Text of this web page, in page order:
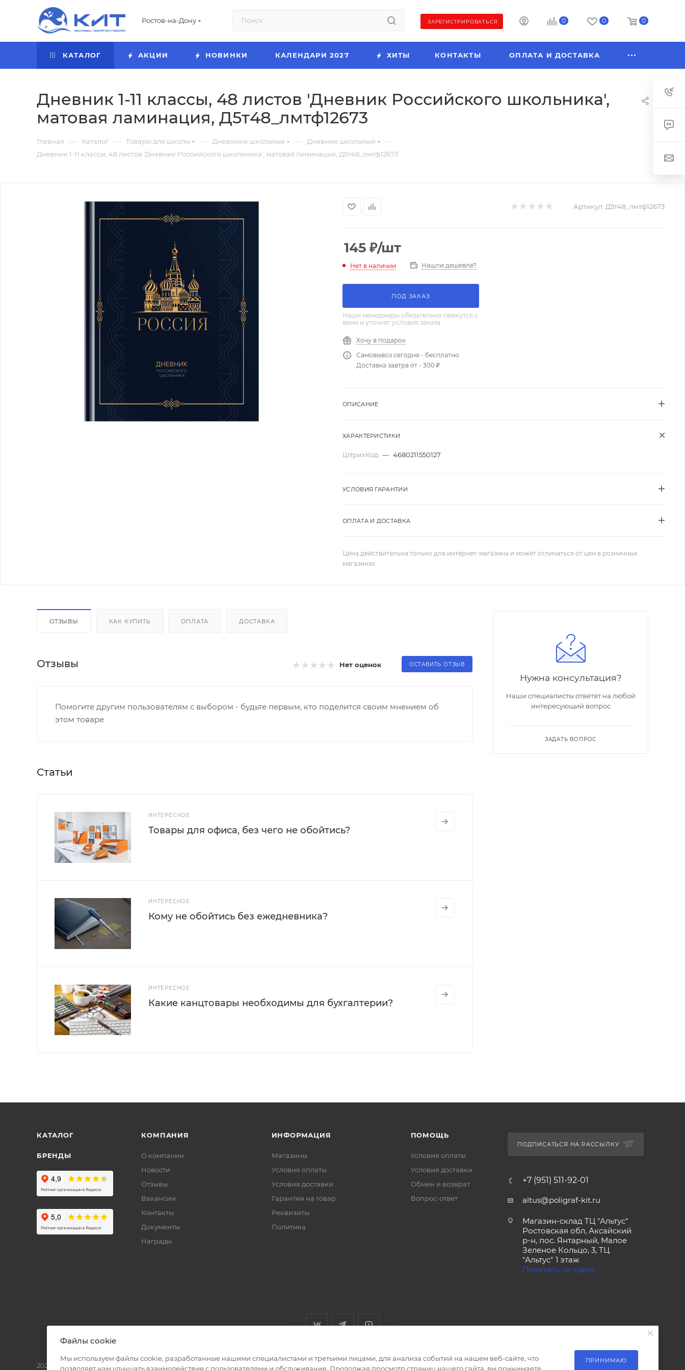
Ростов-на-Дону ЗАРЕГИСТРИРОВАТЬСЯ 0 0 0
КАТАЛОГ АКЦИИ НОВИНКИ КАЛЕНДАРИ 2027 ХИТЫ КОНТАКТЫ ОПЛАТА И ДОСТАВКА
Дневник 1-11 классы, 48 листов 'Дневник Российского школьника',
матовая ламинация, Д5т48_лмтф12673
Главная — Каталог — Товары для школы — Дневники школьные — Дневник школьный —
Дневник 1-11 классы, 48 листов 'Дневник Российского школьника', матовая ламинация, Д5т48_лмтф12673
Артикул: Д5т48_лмтф12673
145 ₽/шт
Нет в наличии Нашли дешевле?
ПОД ЗАКАЗ
Наши менеджеры обязательно свяжутся с
вами и уточнят условия заказа
Хочу в подарок
Самовывоз сегодня - бесплатно
Доставка завтра от - 300 ₽
ОПИСАНИЕ
ХАРАКТЕРИСТИКИ
ШтрихКод — 4680211550127
УСЛОВИЯ ГАРАНТИИ
ОПЛАТА И ДОСТАВКА
Цена действительна только для интернет-магазина и может отличаться от цен в розничных
магазинах
ОТЗЫВЫ КАК КУПИТЬ ОПЛАТА ДОСТАВКА
Отзывы Нет оценок ОСТАВИТЬ ОТЗЫВ
Помогите другим пользователям с выбором - будьте первым, кто поделится своим мнением об
этом товаре
Статьи
ИНТЕРЕСНОЕ
Товары для офиса, без чего не обойтись?
ИНТЕРЕСНОЕ
Кому не обойтись без ежедневника?
ИНТЕРЕСНОЕ
Какие канцтовары необходимы для бухгалтерии?
Нужна консультация?
Наши специалисты ответят на любой
интересующий вопрос
ЗАДАТЬ ВОПРОС
КАТАЛОГ
БРЕНДЫ
КОМПАНИЯ
О компании
Новости
Отзывы
Вакансии
Контакты
Документы
Награды
ИНФОРМАЦИЯ
Магазины
Условия оплаты
Условия доставки
Гарантия на товар
Реквизиты
Политика
ПОМОЩЬ
Условия оплаты
Условия доставки
Обмен и возврат
Вопрос-ответ
ПОДПИСАТЬСЯ НА РАССЫЛКУ
+7 (951) 511-92-01
altus@poligraf-kit.ru
Магазин-склад ТЦ "Альтус"
Ростовская обл, Аксайский
р-н, пос. Янтарный, Малое
Зеленое Кольцо, 3, ТЦ
"Альтус" 1 этаж
Показать на карте
2026 © Полиграф кит - интернет-магазин
Файлы cookie
Мы используем файлы cookie, разработанные нашими специалистами и третьими лицами, для анализа событий на нашем веб-сайте, что
ПРИНИМАЮ